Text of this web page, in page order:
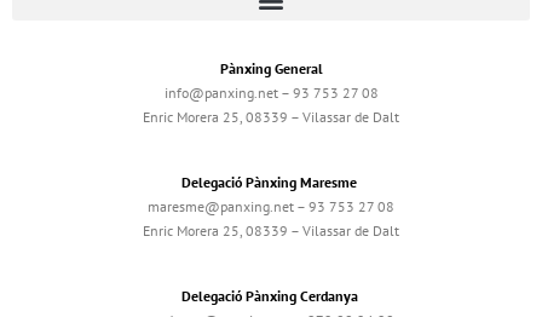
Pànxing General
info@panxing.net – 93 753 27 08
Enric Morera 25, 08339 – Vilassar de Dalt
Delegació Pànxing Maresme
maresme@panxing.net – 93 753 27 08
Enric Morera 25, 08339 – Vilassar de Dalt
Delegació Pànxing Cerdanya